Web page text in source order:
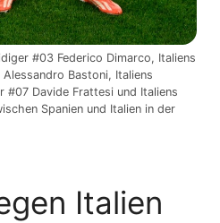
#03 Federico Dimarco, Italiens
Bastoni, Italiens
#07 Davide Frattesi und Italiens
Spanien und Italien in der
Italien